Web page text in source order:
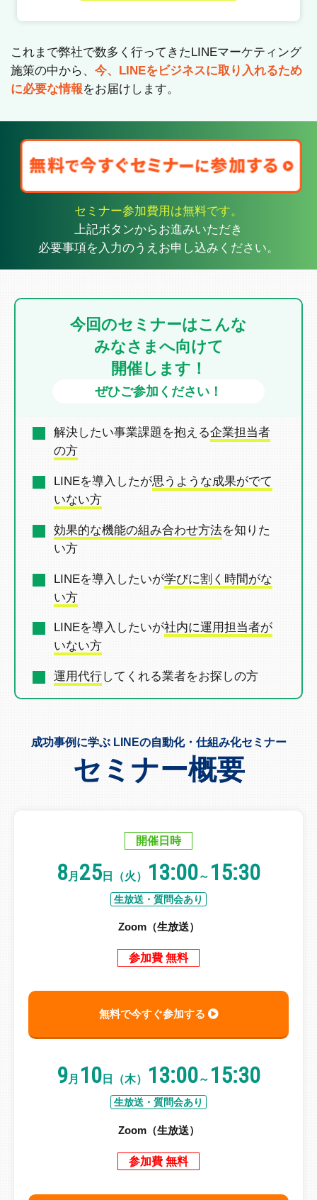
これまで弊社で数多く行ってきたLINEマーケティング
施策の中から、 今、LINEをビジネスに取り入れるため
に必要な情報をお届けします。
セミナー参加費用は無料です。
上記ボタンからお進みいただき
必要事項を入力のうえお申し込みください。
今回のセミナーはこんな
みなさまへ向けて
開催します！
ぜひご参加ください！
解決したい事業課題を抱える企業担当者
の方
LINEを導入したが思うような成果がでて
いない方
効果的な機能の組み合わせ方法を知りた
い方
LINEを導入したいが学びに割く時間がな
い方
LINEを導入したいが社内に運用担当者が
いない方
運用代行してくれる業者をお探しの方
成功事例に学ぶ LINEの自動化・仕組み化セミナー
セミナー概要
開催日時
8月 25 日（火） 13:00～ 15:30
生放送・質問会あり
Zoom（生放送）
参加費 無料
無料で今すぐ参加する
9月 10 日（木） 13:00～ 15:30
生放送・質問会あり
Zoom（生放送）
参加費 無料